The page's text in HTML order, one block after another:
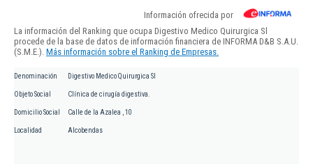
Información ofrecida por
La información del Ranking que ocupa Digestivo Medico Quirurgica Sl
procede de la base de datos de información financiera de INFORMA D&B S.A.U.
(S.M.E.). Más información sobre el Ranking de Empresas.
Denominación Digestivo Medico Quirurgica Sl
Objeto Social Clínica de cirugía digestiva.
Domicilio Social Calle de la Azalea , 10
Localidad Alcobendas